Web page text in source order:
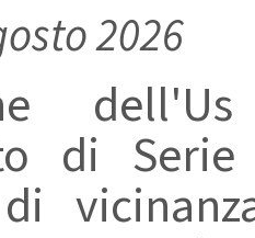
2026
di
di